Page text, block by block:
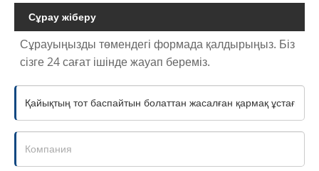
Сұрау жіберу
Сұрауыңызды төмендегі формада қалдырыңыз. Біз
сізге 24 сағат ішінде жауап береміз.